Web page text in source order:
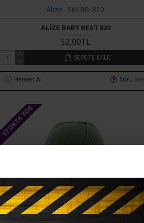
Alize SM-BB-820
ALIZE BABY BEST 820
52,00TL
SEPETE EKLE
Hemen Al Soru Sor
STOKTA YOK